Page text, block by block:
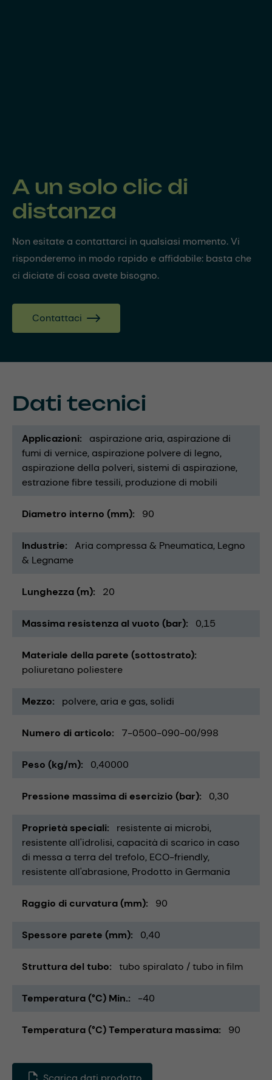
A un solo clic di
distanza
Non esitate a contattarci in qualsiasi momento. Vi
risponderemo in modo rapido e affidabile: basta che
ci diciate di cosa avete bisogno.
Contattaci
Dati tecnici
Applicazioni aspirazione aria aspirazione di
fumi di vernice aspirazione polvere di legno
aspirazione della polveri sistemi di aspirazione
estrazione fibre tessili produzione di mobili
Diametro interno (mm) 90
Industrie Aria compressa & Pneumatica Legno
& Legname
Lunghezza (m) 20
Massima resistenza al vuoto (bar) 0,15
Materiale della parete (sottostrato)
poliuretano poliestere
Mezzo polvere aria e gas solidi
Numero di articolo 7-0500-090-00/998
Peso (kg/m) 0,40000
Pressione massima di esercizio (bar) 0,30
Proprietà speciali
resistente ai microbi
resistente all'idrolisi capacità di scarico in caso
di messa a terra del trefolo ECO-friendly
resistente all'abrasione Prodotto in Germania
Raggio di curvatura (mm) 90
Spessore parete (mm) 0,40
Struttura del tubo tubo spiralato / tubo in film
Temperatura (°C) Min. -40
Temperatura (°C) Temperatura massima 90